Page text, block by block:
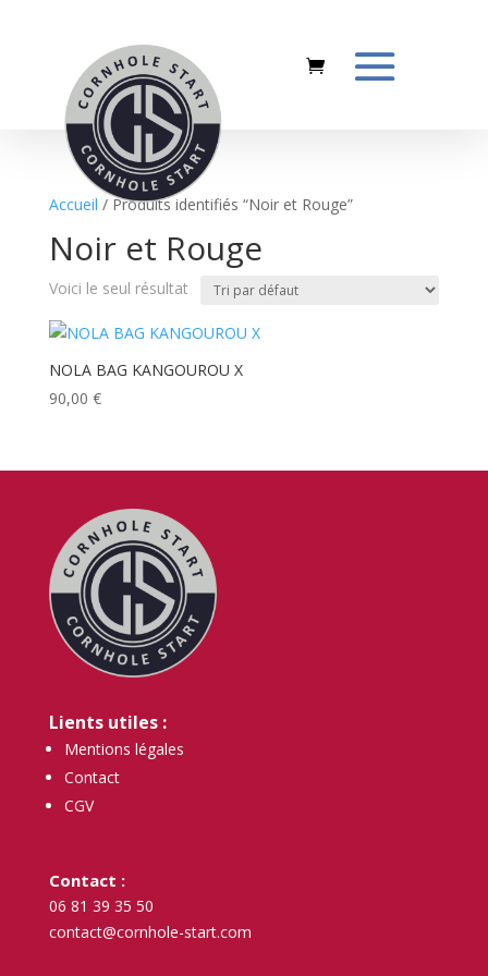
Accueil / Produits identifiés “Noir et Rouge”
Noir et Rouge
Voici le seul résultat
NOLA BAG KANGOUROU X
90,00 €
Lients utiles :
Mentions légales
Contact
CGV
Contact :
06 81 39 35 50
contact@cornhole-start.com